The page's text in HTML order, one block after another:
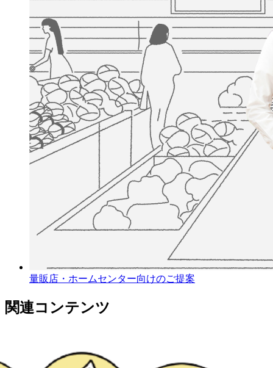
量販店・ホームセンター向けのご提案
関連コンテンツ